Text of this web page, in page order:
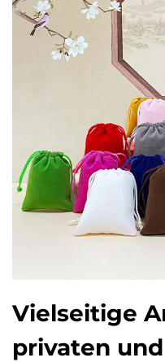
Vielseitige
privaten